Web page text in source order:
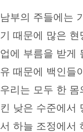
남부의 주들에는
기 때문에 많은
업에 부름을 받게
유 때문에 백인들
우리는 모두 한 몸
킨 낮은 수준에서
서 하늘 조정에서